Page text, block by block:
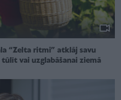
“Zelta ritmi” atklāj savu
vai uzglabāšanai ziemā